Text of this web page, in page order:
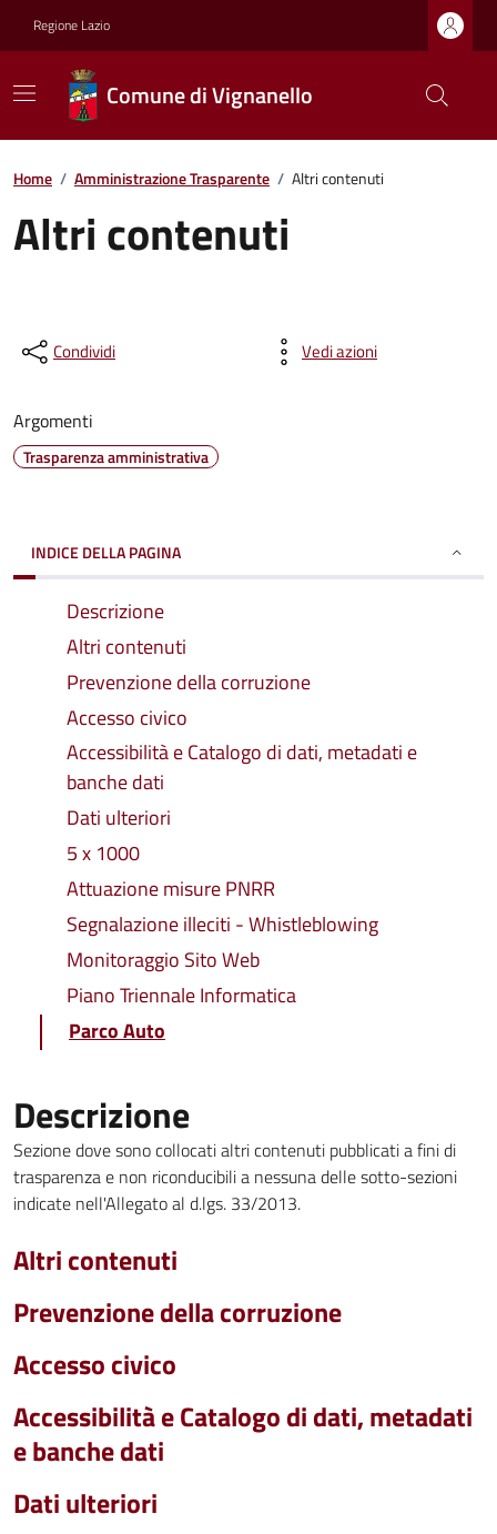
Regione Lazio
Comune di Vignanello
Home / Amministrazione Trasparente / Altri contenuti
Altri contenuti
Condividi Vedi azioni
Argomenti
Trasparenza amministrativa
INDICE DELLA PAGINA
Descrizione
Altri contenuti
Prevenzione della corruzione
Accesso civico
Accessibilità e Catalogo di dati, metadati e
banche dati
Dati ulteriori
5 x 1000
Attuazione misure PNRR
Segnalazione illeciti - Whistleblowing
Monitoraggio Sito Web
Piano Triennale Informatica
Parco Auto
Descrizione
Sezione dove sono collocati altri contenuti pubblicati a fini di
trasparenza e non riconducibili a nessuna delle sotto-sezioni
indicate nell'Allegato al d.lgs. 33/2013.
Altri contenuti
Prevenzione della corruzione
Accesso civico
Accessibilità e Catalogo di dati, metadati
e banche dati
Dati ulteriori